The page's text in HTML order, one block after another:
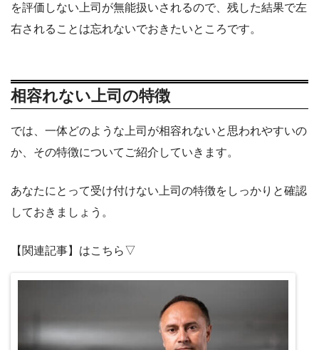
を評価しない上司が無能扱いされるので、残した結果で左
右されることは忘れないでおきたいところです。
相容れない上司の特徴
では、一体どのような上司が相容れないと思われやすいの
か、その特徴についてご紹介していきます。
あなたにとって受け付けない上司の特徴をしっかりと確認
しておきましょう。
【関連記事】はこちら▽